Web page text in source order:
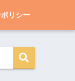
リシー